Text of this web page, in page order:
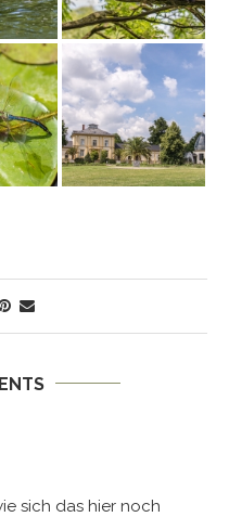
sich das hier noch